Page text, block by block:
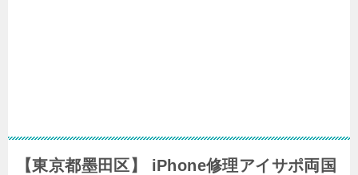
【東京都墨田区】 iPhone修理アイサポ両国